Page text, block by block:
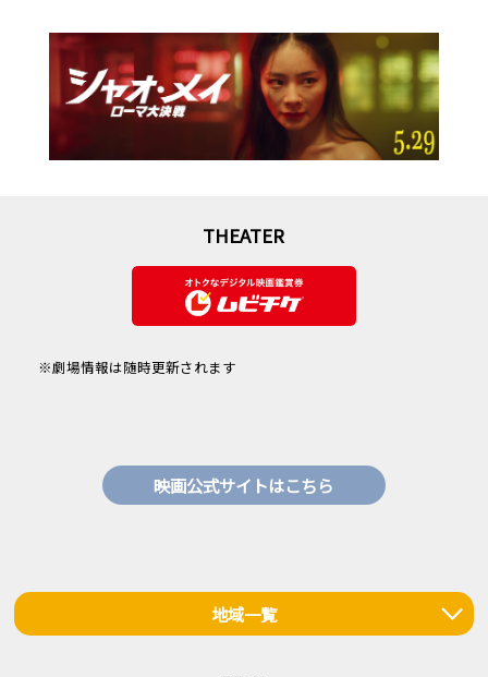
THEATER
※劇場情報は随時更新されます
映画公式サイトはこちら
地域一覧